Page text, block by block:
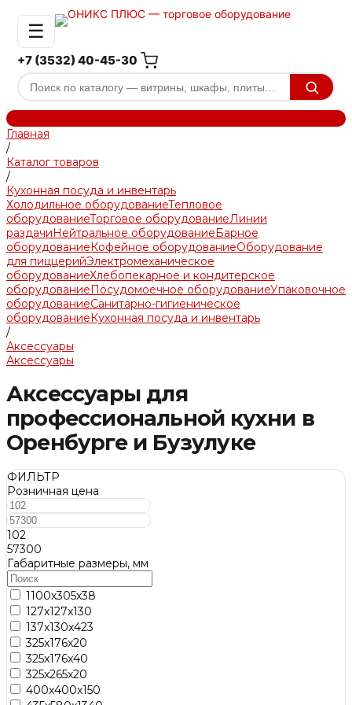
☰
+7 (3532) 40-45-30
Главная
/
Каталог товаров
/
Кухонная посуда и инвентарь
Холодильное оборудованиеТепловое
оборудованиеТорговое оборудованиеЛинии
раздачиНейтральное оборудованиеБарное
оборудованиеКофейное оборудованиеОборудование
для пиццерийЭлектромеханическое
оборудованиеХлебопекарное и кондитерское
оборудованиеПосудомоечное оборудованиеУпаковочное
оборудованиеСанитарно-гигиеническое
оборудованиеКухонная посуда и инвентарь
/
Аксессуары
Аксессуары
Аксессуары для
профессиональной кухни в
Оренбурге и Бузулуке
ФИЛЬТР
Розничная цена
102
57300
Габаритные размеры, мм
1100х305х38
127х127х130
137x130x423
325x176x20
325x176x40
325x265x20
400х400х150